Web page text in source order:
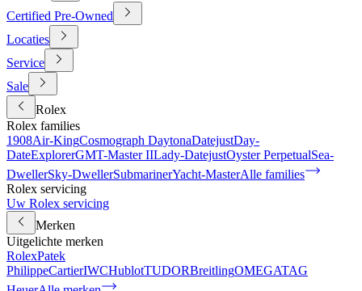
Certified Pre-Owned
Locaties
Service
Sale
Rolex
Rolex families
1908Air-KingCosmograph DaytonaDatejustDay-
DateExplorerGMT-Master IILady-DatejustOyster PerpetualSea-
DwellerSky-DwellerSubmarinerYacht-MasterAlle families
Rolex servicing
Uw Rolex servicing
Merken
Uitgelichte merken
RolexPatek
PhilippeCartierIWCHublotTUDORBreitlingOMEGATAG